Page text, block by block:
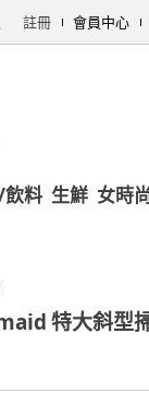
註冊 會員中心
料 生鮮 女時
特大斜型